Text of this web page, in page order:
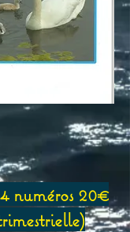
numéros 20€